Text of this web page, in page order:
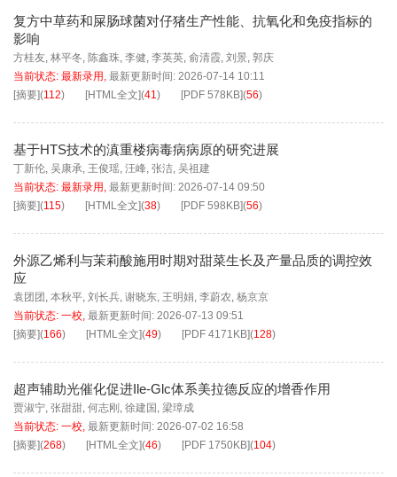
复方中草药和屎肠球菌对仔猪生产性能、抗氧化和免疫指标的
影响
方桂友, 林平冬, 陈鑫珠, 李健, 李英英, 俞清霞, 刘景, 郭庆
当前状态: 最新录用 , 最新更新时间: 2026-07-14 10:11
[摘要](112) [HTML全文](41) [PDF 578KB](56)
基于HTS技术的滇重楼病毒病病原的研究进展
丁新伦, 吴康承, 王俊瑶, 汪峰, 张洁, 吴祖建
当前状态: 最新录用 , 最新更新时间: 2026-07-14 09:50
[摘要](115) [HTML全文](38) [PDF 598KB](56)
外源乙烯利与茉莉酸施用时期对甜菜生长及产量品质的调控效
应
袁团团 , 本秋平, 刘长兵, 谢晓东, 王明娟, 李蔚农, 杨京京
当前状态: 一校, 最新更新时间: 2026-07-13 09:51
[摘要](166) [HTML全文](49) [PDF 4171KB](128)
超声辅助光催化促进Ile-Glc体系美拉德反应的增香作用
贾淑宁, 张甜甜, 何志刚 , 徐建国 , 梁璋成
当前状态: 一校, 最新更新时间: 2026-07-02 16:58
[摘要](268) [HTML全文](46) [PDF 1750KB](104)